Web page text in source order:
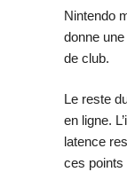
Nintendo
donne
de club.
Le reste
en ligne.
latence
ces points